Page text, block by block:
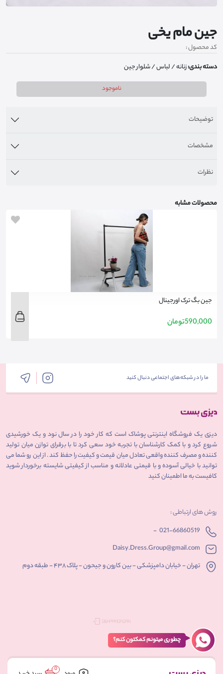
0
جین مام یخی
کد محصول :
دسته بندی:زنانه/ لباس/ شلوار جین
ناموجود
توضیحات
مشخصات
نظرات
محصولات مشابه
جین بگ ترک اورجینال
590,000تومان
ما را در شبکه‌های اجتماعی دنبال کنید
دیزی یک فروشگاه اینترنتی پوشاک است که کار خود را در سال نود و یک خورشیدی
شروع کرد و با کمک کارشناسان با تجربه خود سعی کرد تا با برقرای توازن میان تولید
کننده و مصرف کننده واقعی تعادل میان قیمت و کیفیت را حفظ کند . از این رو شما می
توانید با خیالی آسوده و با قیمتی عادلانه و مناسب از کیفیتی شایسته برخوردار شوید
کافیست به ما اطمینان کنید
روش های ارتباطی :
021-66860519
-
Daisy.Dress.Group@gmail.com
تهران - خیابان دامپزشکی - بین کارون و جیحون - پلاک ۴۳۸ - طبقه دوم
چطوری میتونم کمکتون کنم؟